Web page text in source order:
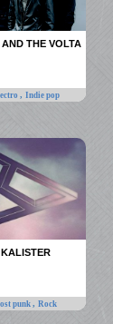
THE VOLTA
,Indie pop
KALISTER
punk,Rock